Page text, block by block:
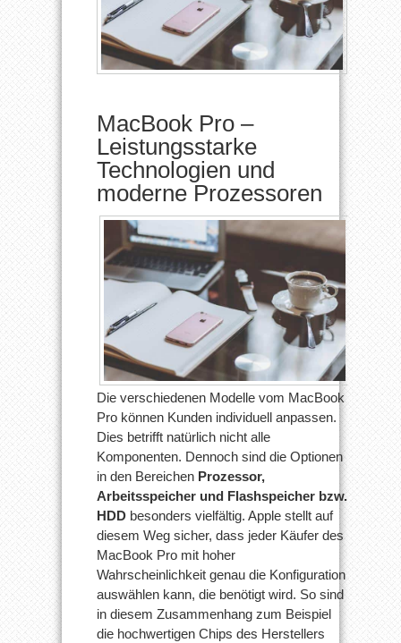
MacBook Pro –
Leistungsstarke
Technologien und
moderne Prozessoren
Die verschiedenen Modelle vom MacBook
Pro können Kunden individuell anpassen.
Dies betrifft natürlich nicht alle
Komponenten. Dennoch sind die Optionen
in den Bereichen Prozessor,
Arbeitsspeicher und Flashspeicher bzw.
HDD besonders vielfältig. Apple stellt auf
diesem Weg sicher, dass jeder Käufer des
MacBook Pro mit hoher
Wahrscheinlichkeit genau die Konfiguration
auswählen kann, die benötigt wird. So sind
in diesem Zusammenhang zum Beispiel
die hochwertigen Chips des Herstellers